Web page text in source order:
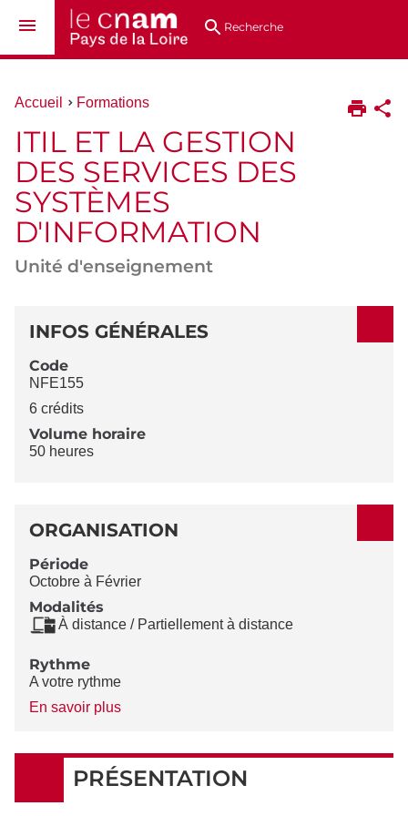
au
directsRecherche
Vous
ici :
Accueil Formations
ITIL ET LA GESTION
DES SERVICES DES
SYSTÈMES
D'INFORMATION
Unité d'enseignement
DÉTAILS
INFOS GÉNÉRALES
Code
NFE155
6 crédits
Volume horaire
50 heures
ORGANISATION
Période
Octobre à Février
Modalités
À distance / Partiellement à distance
Rythme
A votre rythme
En savoir plusà
Rythme
PRÉSENTATION